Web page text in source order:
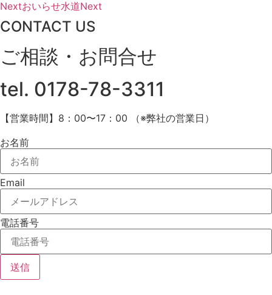
Nextおいらせ水道Next
CONTACT US
ご相談・お問合せ
tel. 0178-78-3311
【営業時間】8：00〜17：00 （※弊社の営業日）
お名前
Email
電話番号
送信